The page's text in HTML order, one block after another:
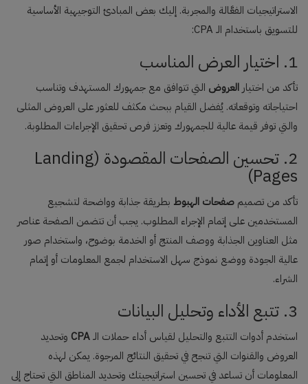
الاستراتيجيات الفعَّالة والمجربة. إليك بعض المبادئ التوجيهية الأساسية
للتسويق باستخدام الـ CPA:
1. اختيار العرض المناسب
تأكد من اختيار العروض التي تتوافق مع جمهورك المستهدف وتناسب
احتياجاته وتوقعاته. يُفضل القيام ببحث مكثف للعثور على العروض المثلى
والتي توفر قيمة عالية للجمهورك وتعزز فرص تحقيق الإجراءات المطلوبة.
2. تحسين الصفحات المقصودة (Landing
Pages)
تأكد من تصميم صفحات الهبوط بطريقة جذابة وواضحة لتشجيع
المستخدمين على إتمام الإجراء المطلوب. يجب أن تتضمن الصفحة عناصر
مثل العناوين الجذابة ووصف المنتج أو الخدمة بوضوح، واستخدام صور
عالية الجودة ووضع نموذج سهل الاستخدام لجمع المعلومات أو إتمام
الشراء.
3. تتبع الأداء وتحليل البيانات
استخدم أدوات التتبع والتحليل لقياس أداء حملات الـCPA وتحديد
العروض والقنوات التي تنجح في تحقيق النتائج المرجوة. يمكن لهذه
المعلومات أن تساعد في تحسين استراتيجيتك وتحديد المناطق التي تحتاج إلى